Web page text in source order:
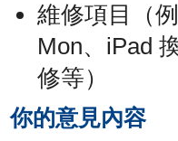
維修項目（
Mon、iPad
修等）
你的意見內容